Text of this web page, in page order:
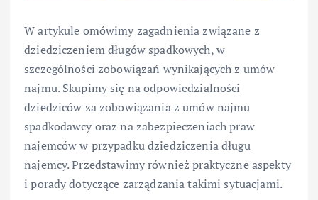
W artykule omówimy zagadnienia związane z
dziedziczeniem długów spadkowych, w
szczególności zobowiązań wynikających z umów
najmu. Skupimy się na odpowiedzialności
dziedziców za zobowiązania z umów najmu
spadkodawcy oraz na zabezpieczeniach praw
najemców w przypadku dziedziczenia długu
najemcy. Przedstawimy również praktyczne aspekty
i porady dotyczące zarządzania takimi sytuacjami.